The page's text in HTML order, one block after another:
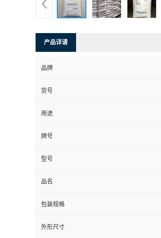
产品详请
品牌
货号
用途
牌号
型号
品名
包装规格
外形尺寸